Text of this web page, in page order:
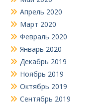
Апрель 2020
Март 2020
Февраль 2020
Январь 2020
Декабрь 2019
Ноябрь 2019
Октябрь 2019
Сентябрь 2019